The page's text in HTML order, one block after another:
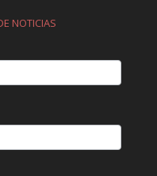
NOTICIAS